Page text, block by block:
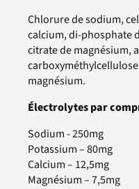
Chlorure de sodium,
calcium, di-phosphate
citrate de magnésium,
magnésium.
Électrolytes par
Sodium - 250mg
Potassium – 80mg
Calcium – 12,5mg
Magnésium – 7,5mg